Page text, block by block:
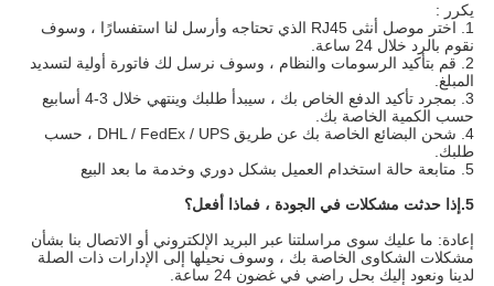
يكرر :
1. اختر موصل أنثى RJ45 الذي تحتاجه وأرسل لنا استفسارًا ، وسوف
نقوم بالرد خلال 24 ساعة.
2. قم بتأكيد الرسومات والنظام ، وسوف نرسل لك فاتورة أولية لتسديد
المبلغ.
3. بمجرد تأكيد الدفع الخاص بك ، سيبدأ طلبك وينتهي خلال 3-4 أسابيع
حسب الكمية الخاصة بك.
4. شحن البضائع الخاصة بك عن طريق DHL / FedEx / UPS ، حسب
طلبك.
5. متابعة حالة استخدام العميل بشكل دوري وخدمة ما بعد البيع
5. إذا حدثت مشكلات في الجودة ، فماذا أفعل؟
إعادة: ما عليك سوى مراسلتنا عبر البريد الإلكتروني أو الاتصال بنا بشأن
مشكلات الشكاوى الخاصة بك ، وسوف نحيلها إلى الإدارات ذات الصلة
لدينا ونعود إليك بحل راضي في غضون 24 ساعة.